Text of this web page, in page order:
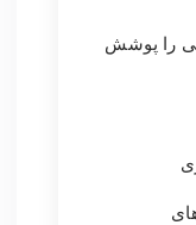
را پوشش